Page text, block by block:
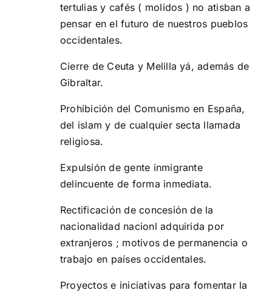
tertulias y cafés ( molidos ) no atisban a
pensar en el futuro de nuestros pueblos
occidentales.
Cierre de Ceuta y Melilla yá, además de
Gibraltar.
Prohibición del Comunismo en España,
del islam y de cualquier secta llamada
religiosa.
Expulsión de gente inmigrante
delincuente de forma inmediata.
Rectificación de concesión de la
nacionalidad nacionl adquirida por
extranjeros ; motivos de permanencia o
trabajo en países occidentales.
Proyectos e iniciativas para fomentar la